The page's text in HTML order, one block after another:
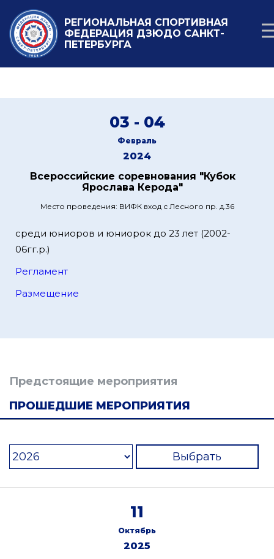
РЕГИОНАЛЬНАЯ СПОРТИВНАЯ
ФЕДЕРАЦИЯ ДЗЮДО САНКТ-
ПЕТЕРБУРГА
03 - 04
Февраль
2024
Всероссийские соревнования "Кубок
Ярослава Керода"
Место проведения: ВИФК вход с Лесного пр. д.36
среди юниоров и юниорок до 23 лет (2002-
06гг.р.)
Регламент
Размещение
Предстоящие мероприятия
ПРОШЕДШИЕ МЕРОПРИЯТИЯ
Выбрать
11
Октябрь
2025